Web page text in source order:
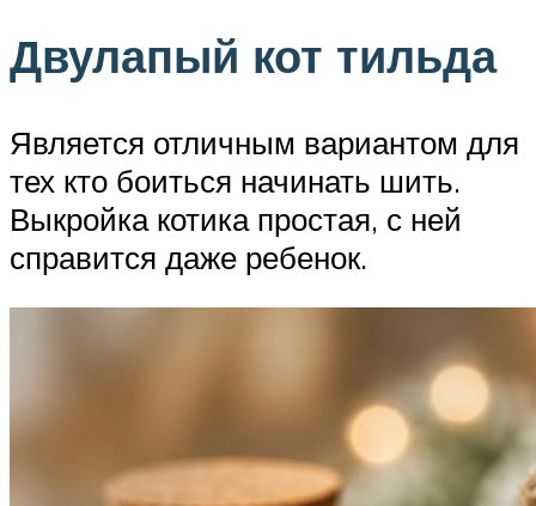
Двулапый кот тильда
Является отличным вариантом для
тех кто боиться начинать шить.
Выкройка котика простая, с ней
справится даже ребенок.